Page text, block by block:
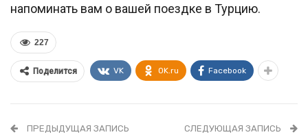
напоминать вам о вашей поездке в Турцию.
227
Поделится VK OK.ru Facebook
ПРЕДЫДУЩАЯ ЗАПИСЬ СЛЕДУЮЩАЯ ЗАПИСЬ